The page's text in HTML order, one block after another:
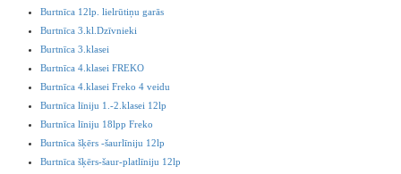
Burtnīca 12lp. lielrūtiņu garās
Burtnīca 3.kl.Dzīvnieki
Burtnīca 3.klasei
Burtnīca 4.klasei FREKO
Burtnīca 4.klasei Freko 4 veidu
Burtnīca līniju 1.-2.klasei 12lp
Burtnīca līniju 18lpp Freko
Burtnīca šķērs -šaurlīniju 12lp
Burtnīca šķērs-šaur-platlīniju 12lp